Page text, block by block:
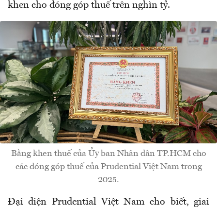
khen cho đóng góp thuế trên nghìn tỷ.
Bằng khen thuế của Ủy ban Nhân dân TP.HCM cho
các đóng góp thuế của Prudential Việt Nam trong
2025.
Đại diện Prudential Việt Nam cho biết, giai